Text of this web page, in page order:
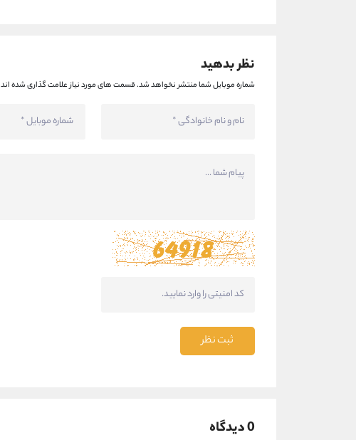
نظر بدهید
شماره موبایل شما منتشر نخواهد شد.قسمت های مورد نیاز علامت گذاری شده اند
ثبت نظر
0 دیدگاه